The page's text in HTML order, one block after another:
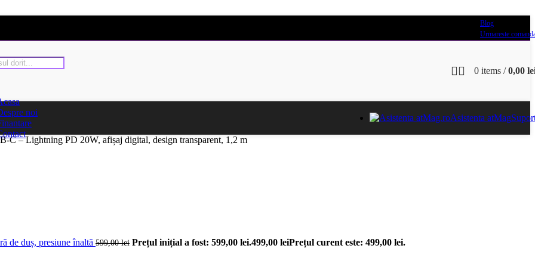
Blog
Urmareste
0 items / 0,00
noi
Asistenta atMag
C – Lightning PD 20W, afișaj digital, design transparent, 1,2 m
de duș, presiune înaltă 599,00lei Prețul inițial a fost: 599,00 lei.499,00 leiPrețul curent este: 499,00 lei.